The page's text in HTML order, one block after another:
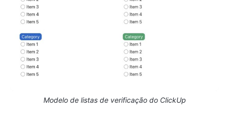
Modelo de listas de verificação do ClickUp